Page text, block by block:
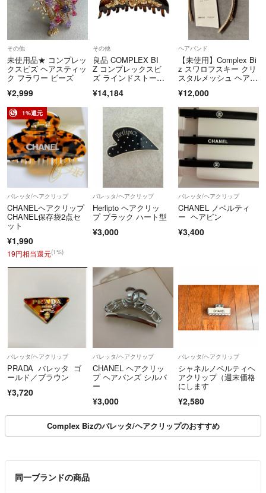
その他
未使用品★ コンプレッ
クスビズ ヘアスティッ
ク フラワー ビーズ
¥2,999
その他
良品 COMPLEX BI
Z コンプレックスビ
ズ ラインドストー
アクリップ ブラウ
ン レディース 古着 中
古 USED
¥14,184
ヘアバンド
【未使用】Complex Bi
z スワロフスキー クリ
スタルメッシュ ヘアバ
¥12,000
1%還元
バレッタ/ヘアクリップ
CHANELヘアクリップ
CHANEL保存袋2点セ
ット
¥1,990
19円相当還元(1%)
バレッタ/ヘアクリップ
Herlipto ヘアクリッ
プ ブラック ハート型
¥3,000
バレッタ/ヘアクリップ
CHANEL ノベルティ
ー ヘアピン
¥3,400
バレッタ/ヘアクリップ
PRADA バレッタ ゴ
ールド／ブラウン
¥3,720
バレッタ/ヘアクリップ
CHANEL ヘアクリッ
プ ヘアバンズ シルバ
ー
¥3,000
バレッタ/ヘアクリップ
シャネルノベルティヘ
アクリップ（週末価格
にします
¥2,580
Complex Bizのバレッタ/ヘアクリップのおすすめ
同一ブランドの商品